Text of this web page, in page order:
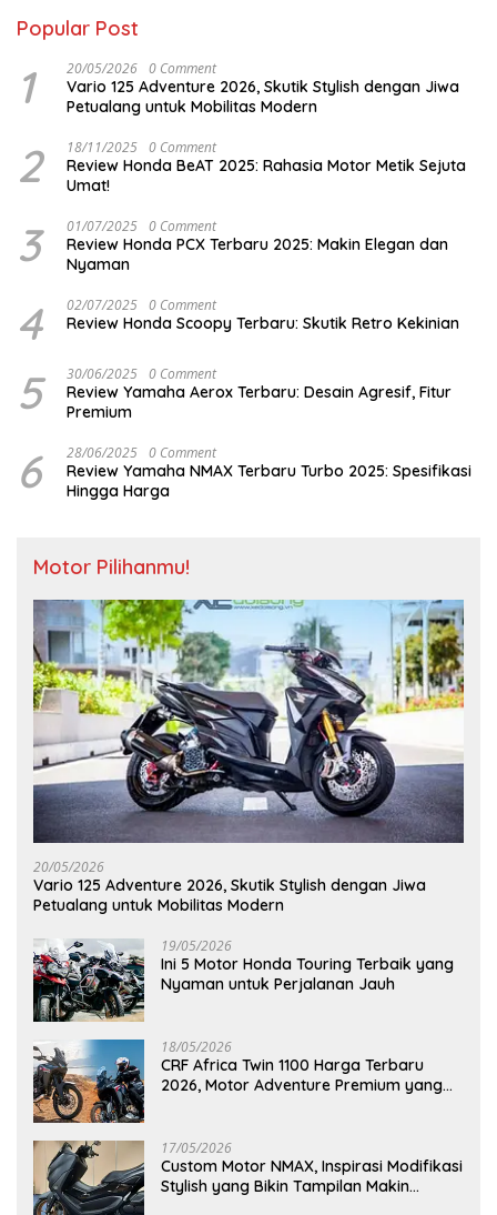
Popular Post
1 20/05/2026 0 Comment
Vario 125 Adventure 2026, Skutik Stylish dengan Jiwa
Petualang untuk Mobilitas Modern
2 18/11/2025 0 Comment
Review Honda BeAT 2025: Rahasia Motor Metik Sejuta
Umat!
3 01/07/2025 0 Comment
Review Honda PCX Terbaru 2025: Makin Elegan dan
Nyaman
4 02/07/2025 0 Comment
Review Honda Scoopy Terbaru: Skutik Retro Kekinian
5 30/06/2025 0 Comment
Review Yamaha Aerox Terbaru: Desain Agresif, Fitur
Premium
6 28/06/2025 0 Comment
Review Yamaha NMAX Terbaru Turbo 2025: Spesifikasi
Hingga Harga
Motor Pilihanmu!
20/05/2026
Vario 125 Adventure 2026, Skutik Stylish dengan Jiwa
Petualang untuk Mobilitas Modern
19/05/2026
Ini 5 Motor Honda Touring Terbaik yang
Nyaman untuk Perjalanan Jauh
18/05/2026
CRF Africa Twin 1100 Harga Terbaru
2026, Motor Adventure Premium yang
17/05/2026
Custom Motor NMAX, Inspirasi Modifikasi
Stylish yang Bikin Tampilan Makin